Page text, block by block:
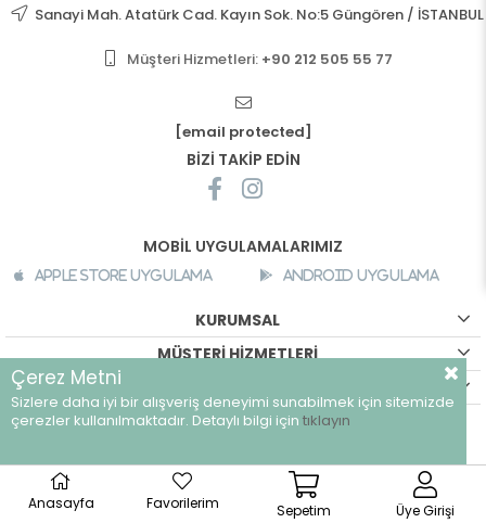
Sanayi Mah. Atatürk Cad. Kayın Sok. No:5 Güngören / İSTANBUL
Müşteri Hizmetleri: +90 212 505 55 77
[email protected]
BİZİ TAKİP EDİN
MOBİL UYGULAMALARIMIZ
Apple Store Uygulama Android Uygulama
KURUMSAL
MÜŞTERİ HİZMETLERİ
©breeze.com.tr - Tüm hakları saklıdır.
Anasayfa Favorilerim Sepetim Üye Girişi
Çerez Metni
Sizlere daha iyi bir alışveriş deneyimi sunabilmek için sitemizde
çerezler kullanılmaktadır. Detaylı bilgi için tıklayın